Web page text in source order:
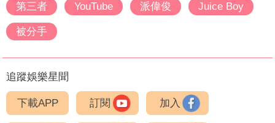
第三者
YouTube 派偉俊 Juice Boy
被分手
追蹤娛樂星聞
下載APP 訂閱 加入